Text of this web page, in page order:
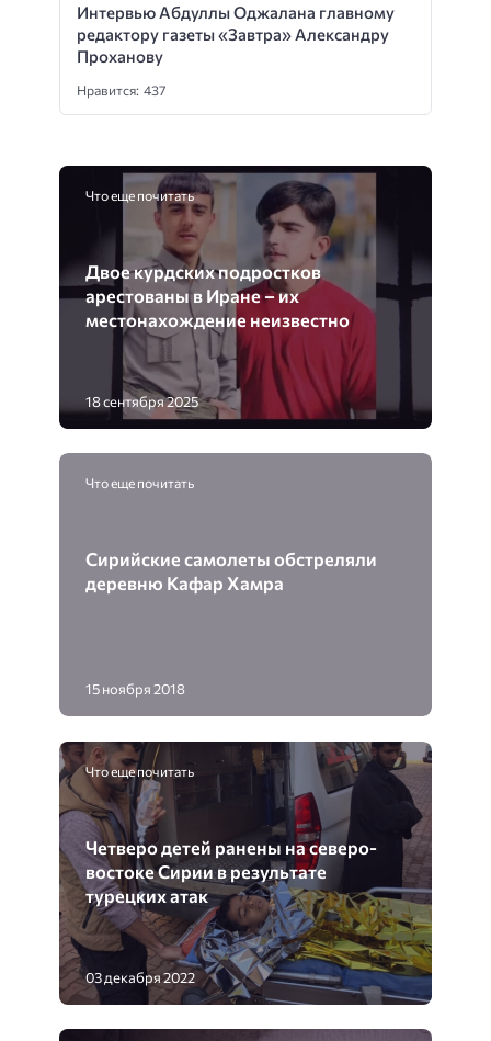
Интервью Абдуллы Оджалана главному
редактору газеты «Завтра» Александру
Проханову
Нравится: 437
Что еще почитать
Двое курдских подростков
арестованы в Иране – их
местонахождение неизвестно
18 сентября 2025
Что еще почитать
Сирийские самолеты обстреляли
деревню Кафар Хамра
15 ноября 2018
Что еще почитать
Четверо детей ранены на северо-
востоке Сирии в результате
турецких атак
03 декабря 2022